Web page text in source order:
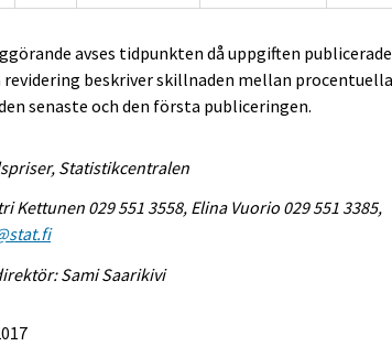
avses tidpunkten då uppgiften
revidering beskriver skillnaden mellan
senaste och den första publiceringen.
Statistikcentralen
Kettunen 029 551 3558, Elina Vuorio 029 551 3385,
Sami Saarikivi